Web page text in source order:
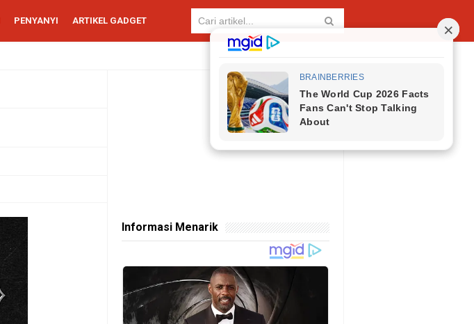
PENYANYI ARTIKEL GADGET
Informasi Menarik